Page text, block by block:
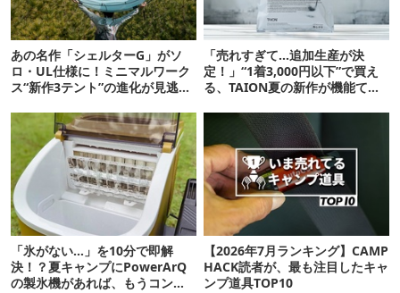
あの名作「シェルターG」がソ
ロ・UL仕様に！ミニマルワーク
ス“新作3テント”の進化が見逃せ
「売れすぎて…追加生産が決
定！」“1着3,000円以下”で買え
る、TAION夏の新作が機能てん
「氷がない…」を10分で即解
決！？夏キャンプにPowerArQ
の製氷機があれば、もうコンビ
【2026年7月ランキング】CAMP
HACK読者が、最も注目したキャ
ンプ道具TOP10